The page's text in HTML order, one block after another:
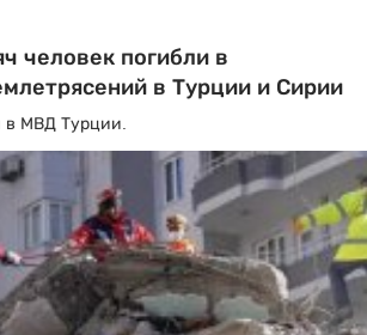
человек погибли в
в Турции и Сирии
МВД Турции.